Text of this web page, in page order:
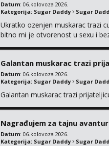
Datum: 06.kolovoza 2026.
Kategorija: Sugar Daddy Sugar
Ukratko ozenjen muskarac trazi
bitno mi je otvorenost u sexu i
Galantan muskarac trazi
Datum: 06.kolovoza 2026.
Kategorija: Sugar Daddy Sugar
Galantan muskarac trazi
Nagrađujem za tajnu
Datum: 06.kolovoza 2026.
Kategorija: Sugar Daddy Sugar